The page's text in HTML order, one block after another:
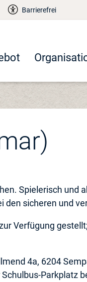
Barrierefrei
Spielerisch und
sicheren und
Verfügung
4a, 6204
Parkplatz